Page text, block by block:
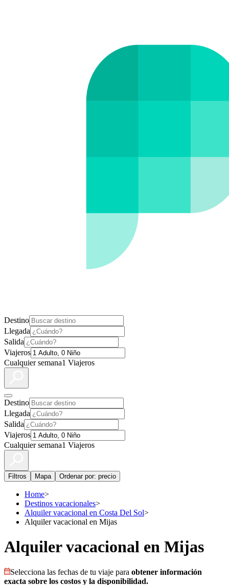
Destino
Llegada
Salida
Viajeros
Cualquier semana1 Viajeros
Destino
Llegada
Salida
Viajeros
Cualquier semana1 Viajeros
Filtros Mapa Ordenar por: precio
Home>
Destinos vacacionales>
Alquiler vacacional en Costa Del Sol>
Alquiler vacacional en Mijas
Alquiler vacacional en Mijas
Selecciona las fechas de tu viaje para obtener información
exacta sobre los costos y la disponibilidad.